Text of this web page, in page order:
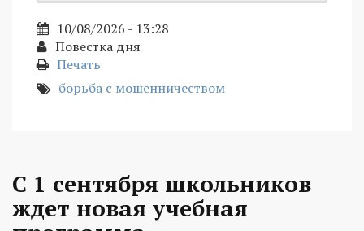
10/08/2026 - 13:28
Повестка дня
Печать
борьба с мошенничеством
С 1 сентября школьников
ждет новая учебная